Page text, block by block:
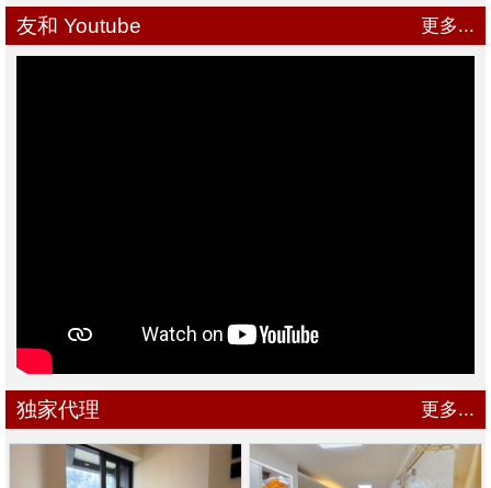
友和 Youtube 更多...
独家代理 更多...